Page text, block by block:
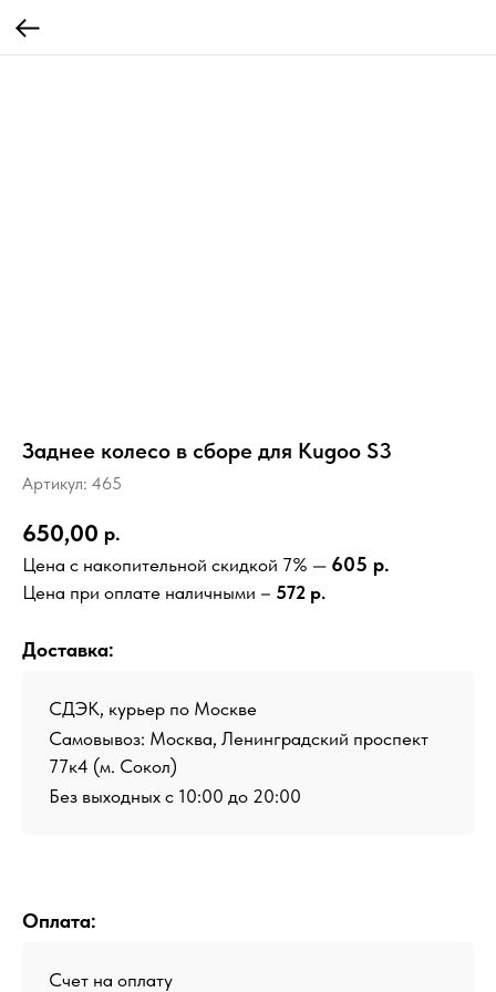
Заднее колесо в сборе для Kugoo S3
Артикул: 465
650,00 р.
Цена с накопительной скидкой 7% — 605 р.
Цена при оплате наличными – 572 р.
Доставка:
СДЭК, курьер по Москве
Самовывоз: Москва, Ленинградский проспект
77к4 (м. Сокол)
Без выходных с 10:00 до 20:00
Оплата:
Счет на оплату